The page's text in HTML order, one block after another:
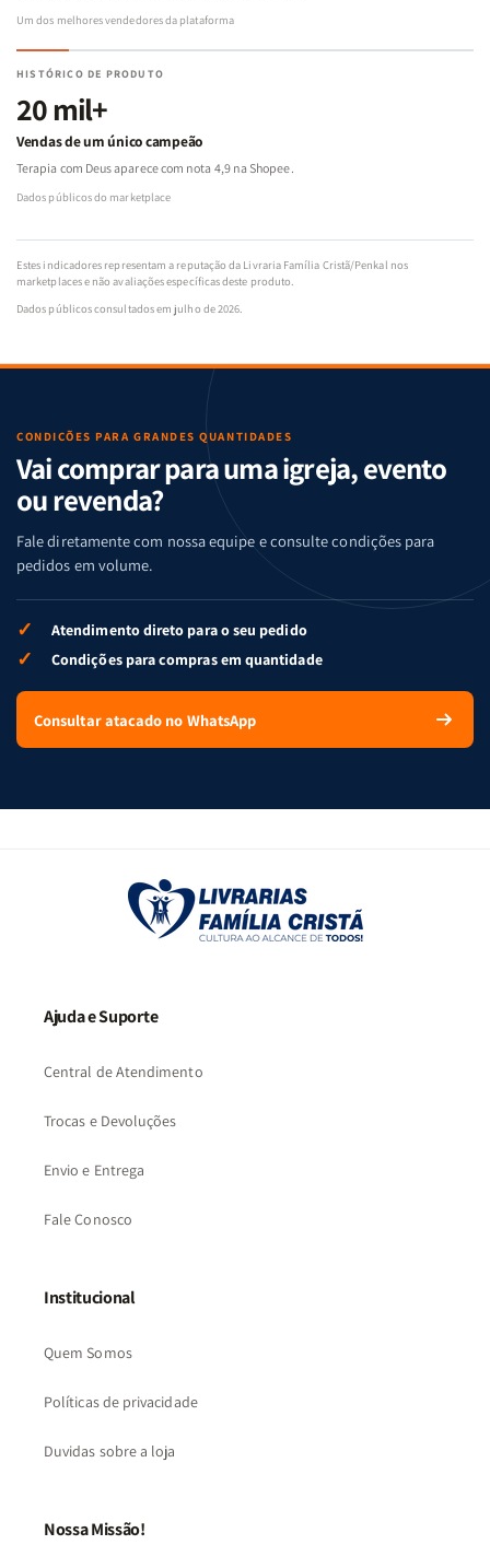
Um dos melhores vendedores da plataforma
HISTÓRICO DE PRODUTO
20 mil+
Vendas de um único campeão
Terapia com Deus aparece com nota 4,9 na Shopee.
Dados públicos do marketplace
Estes indicadores representam a reputação da Livraria Família Cristã/Penkal nos
marketplaces e não avaliações específicas deste produto.
Dados públicos consultados em julho de 2026.
CONDIÇÕES PARA GRANDES QUANTIDADES
Vai comprar para uma igreja, evento
ou revenda?
Fale diretamente com nossa equipe e consulte condições para
pedidos em volume.
✓ Atendimento direto para o seu pedido
✓ Condições para compras em quantidade
Consultar atacado no WhatsApp
Ajuda e Suporte
Central de Atendimento
Trocas e Devoluções
Envio e Entrega
Fale Conosco
Institucional
Quem Somos
Políticas de privacidade
Duvidas sobre a loja
Nossa Missão!